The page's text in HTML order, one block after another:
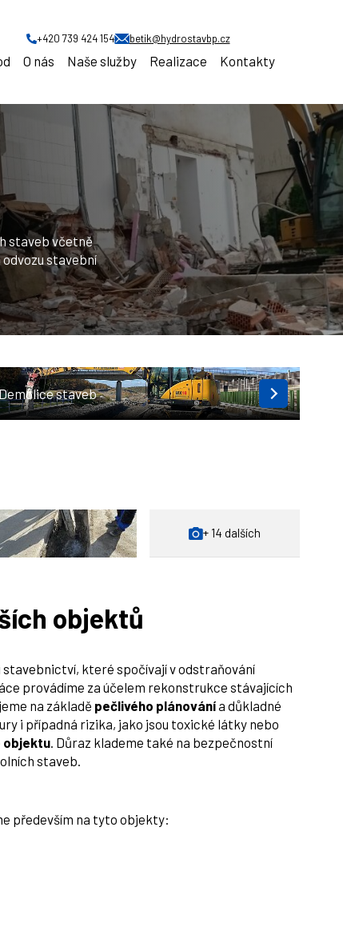
+420 739 424 154 betik@hydrostavbp.cz
O nás Naše služby Realizace Kontakty
práce
staveb včetně
stavební
staveb
+ 14 dalších
objektů
které spočívají v odstraňování
provádíme za účelem rekonstrukce stávajících
na základě pečlivého plánovánía důkladné
i případná rizika, jako jsou toxické látky nebo
objektu. Důraz klademe také na bezpečnostní
staveb.
především na tyto objekty: